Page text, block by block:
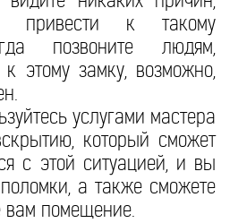
привести к такому
позвоните людям,
этому замку, возможно,
услугами мастера
который сможет
с этой ситуацией, и вы
а также сможете
вам помещение.